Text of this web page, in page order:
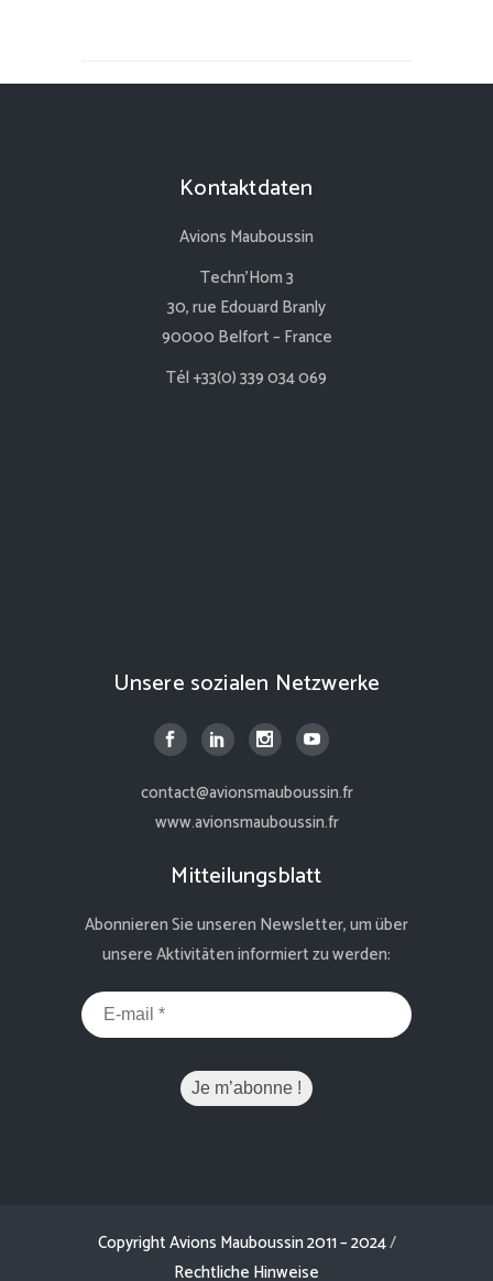
Kontaktdaten
Avions Mauboussin
Techn’Hom 3
30, rue Edouard Branly
90000 Belfort – France
Tél +33(0) 339 034 069
Unsere sozialen Netzwerke
contact@avionsmauboussin.fr
www.avionsmauboussin.fr
Mitteilungsblatt
Abonnieren Sie unseren Newsletter, um über
unsere Aktivitäten informiert zu werden:
Copyright Avions Mauboussin 2011 – 2024/
Rechtliche Hinweise